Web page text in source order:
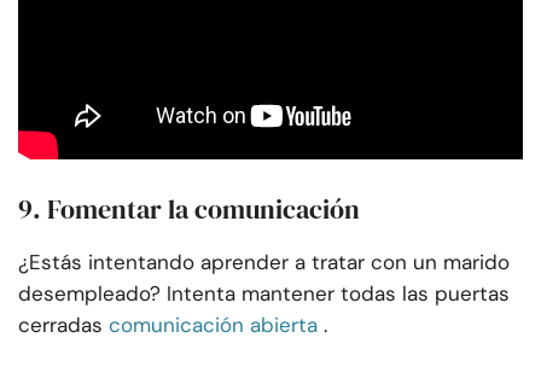
9. Fomentar la comunicación
¿Estás intentando aprender a tratar con un marido
desempleado? Intenta mantener todas las puertas
cerradas comunicación abierta .